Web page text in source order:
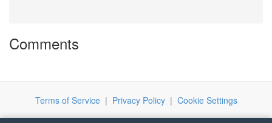
Comments
Terms of Service| Privacy Policy| Cookie Settings